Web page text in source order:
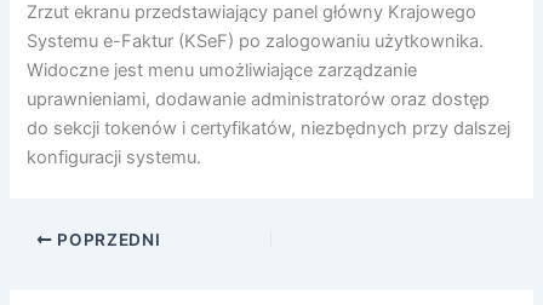
Zrzut ekranu przedstawiający panel główny Krajowego
Systemu e-Faktur (KSeF) po zalogowaniu użytkownika.
Widoczne jest menu umożliwiające zarządzanie
uprawnieniami, dodawanie administratorów oraz dostęp
do sekcji tokenów i certyfikatów, niezbędnych przy dalszej
konfiguracji systemu.
POPRZEDNI